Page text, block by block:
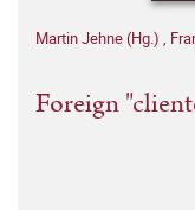
Martin Jehne (Hg.) ,
Foreign